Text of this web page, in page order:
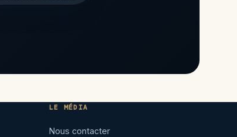
LE MÉDIA
Nous contacter